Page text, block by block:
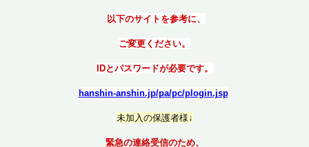
以下のサイトを参考に、
ご変更ください。
IDとパスワードが必要です。
hanshin-anshin.jp/pa/pc/plogin.jsp
未加入の保護者様↓
緊急の連絡受信のため、